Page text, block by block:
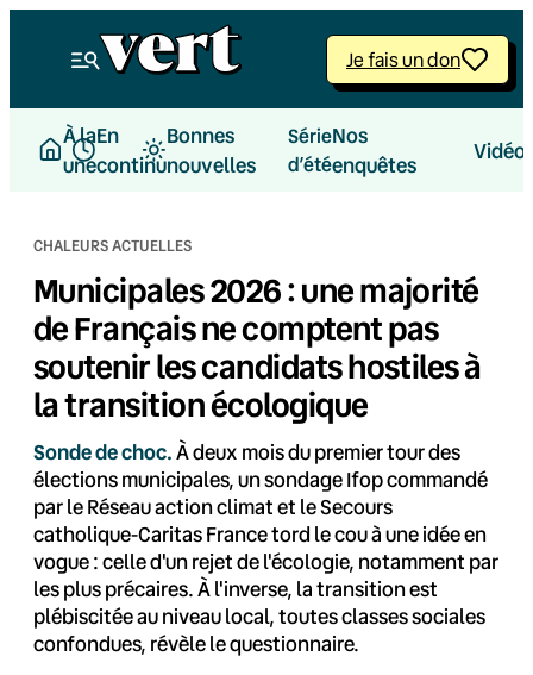
Je fais un don
À la
une
En
continu
Bonnes
nouvelles
Série
d’été
Nos
enquêtes
CHALEURS ACTUELLES
Municipales 2026 : une majorité
de Français ne comptent pas
soutenir les candidats hostiles à
la transition écologique
Sonde de choc.À deux mois du premier tour des
élections municipales, un sondage Ifop commandé
par le Réseau action climat et le Secours
catholique-Caritas France tord le cou à une idée en
vogue : celle d'un rejet de l'écologie, notamment par
les plus précaires. À l'inverse, la transition est
plébiscitée au niveau local, toutes classes sociales
confondues, révèle le questionnaire.